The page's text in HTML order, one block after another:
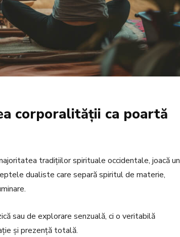
corporalității ca poartă
tradițiilor spirituale occidentale, joacă un
dualiste care separă spiritul de materie,
sau de explorare senzuală, ci o veritabilă
și prezență totală.